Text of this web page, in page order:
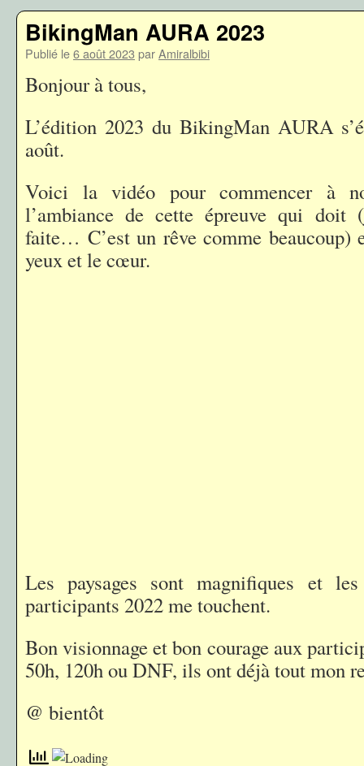
BikingMan AURA 2023
Publié le6 août 2023 parAmiralbibi
Bonjour à tous,
L’édition 2023 du BikingMan AURA
août.
Voici la vidéo pour commencer à
l’ambiance de cette épreuve qui doit
faite… C’est un rêve comme beaucoup)
yeux et le cœur.
Les paysages sont magnifiques et les
participants 2022 me touchent.
Bon visionnage et bon courage aux
50h, 120h ou DNF, ils ont déjà tout mon
@ bientôt